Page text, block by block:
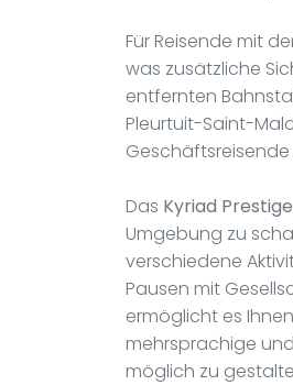
Für Reisende mit
was zusätzliche
entfernten
Pleurtuit-Saint-
Das Kyriad
Umgebung zu
verschiedene
Pausen mit
ermöglicht es
mehrsprachige
möglich zu